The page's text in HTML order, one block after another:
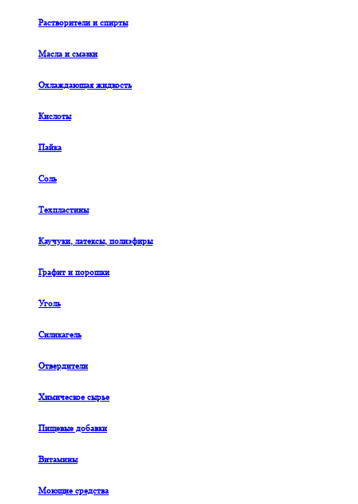
Растворители и спирты
Масла и смазки
Охлаждающая жидкость
Кислоты
Пайка
Соль
Техпластины
Каучуки, латексы, полиэфиры
Графит и порошки
Уголь
Силикагель
Отвердители
Химическое сырье
Пищевые добавки
Витамины
Моющие средства